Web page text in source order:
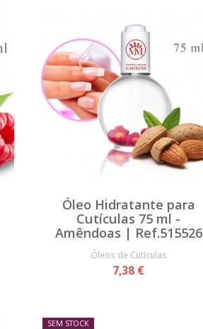
Óleo Hidratante para
Cutículas 75 ml -
Amêndoas | Ref.515526
Óleos de Cutículas
7,38 €
SEM STOCK